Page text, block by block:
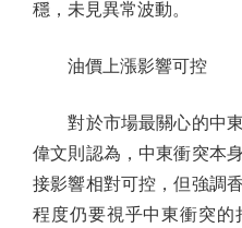
穩，未見異常波動。
油價上漲影響可控
對於市場最關心的中東
偉文則認為，中東衝突本
接影響相對可控，但強調
程度仍要視乎中東衝突